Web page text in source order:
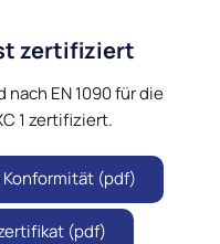
zertifiziert
EN 1090 für die
1 zertifiziert.
Konformität (pdf)
(pdf)